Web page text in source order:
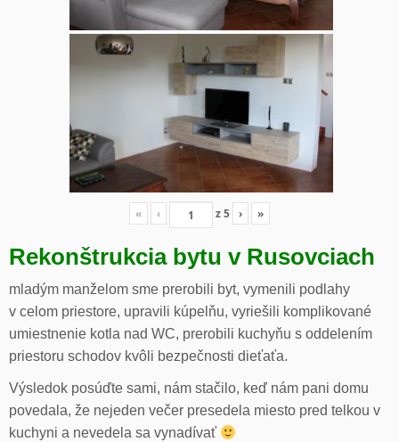
« ‹ z5 › »
Rekonštrukcia bytu v Rusovciach
mladým manželom sme prerobili byt, vymenili podlahy
v celom priestore, upravili kúpelňu, vyriešili komplikované
umiestnenie kotla nad WC, prerobili kuchyňu s oddelením
priestoru schodov kvôli bezpečnosti dieťaťa.
Výsledok posúďte sami, nám stačilo, keď nám pani domu
povedala, že nejeden večer presedela miesto pred telkou v
kuchyni a nevedela sa vynadívať